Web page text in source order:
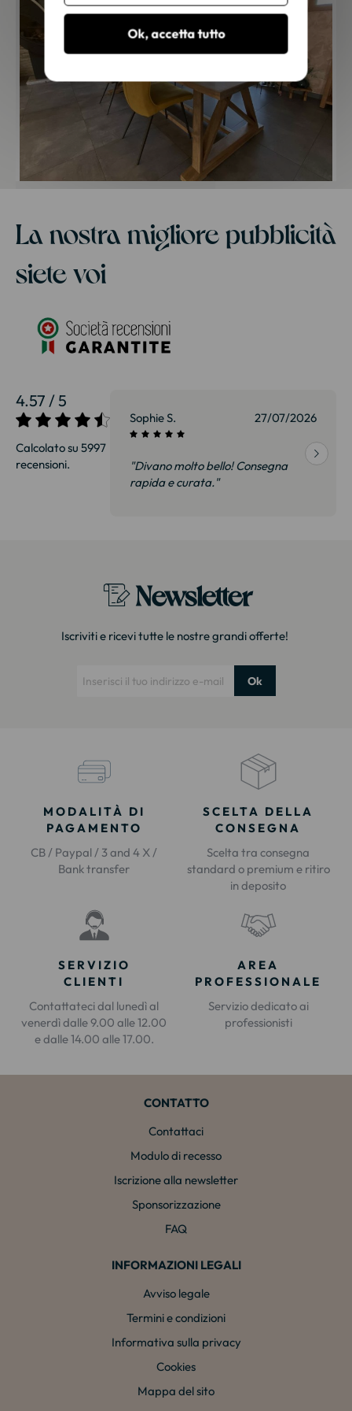
La nostra migliore pubblicità
siete voi
4.57 / 5
Calcolato su 5997
recensioni.
27/07/2026 Sophie S. 27/07/2026
"Divano molto bello! Consegna
rapida e curata."
Newsletter
Iscriviti e ricevi tutte le nostre grandi offerte!
Ok
MODALITÀ DI
PAGAMENTO
CB / Paypal / 3 and 4 X /
Bank transfer
SCELTA DELLA
CONSEGNA
Scelta tra consegna
standard o premium e ritiro
in deposito
SERVIZIO
CLIENTI
Contattateci dal lunedì al
venerdì dalle 9.00 alle 12.00
e dalle 14.00 alle 17.00.
AREA
PROFESSIONALE
Servizio dedicato ai
professionisti
CONTATTO
Contattaci
Modulo di recesso
Iscrizione alla newsletter
Sponsorizzazione
FAQ
INFORMAZIONI LEGALI
Avviso legale
Termini e condizioni
Informativa sulla privacy
Cookies
Mappa del sito
Ok, accetta tutto